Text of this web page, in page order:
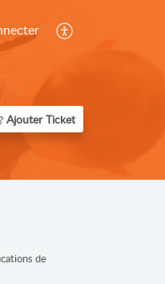
Ajouter Ticket
de